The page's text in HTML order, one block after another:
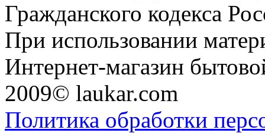
Гражданского кодекса
При использовании
Интернет-магазин
2009© laukar.com
Политика обработки